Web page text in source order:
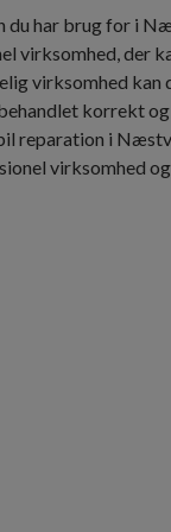
du har brug for i
virksomhed, der
virksomhed kan
korrekt
reparation i
virksomhed